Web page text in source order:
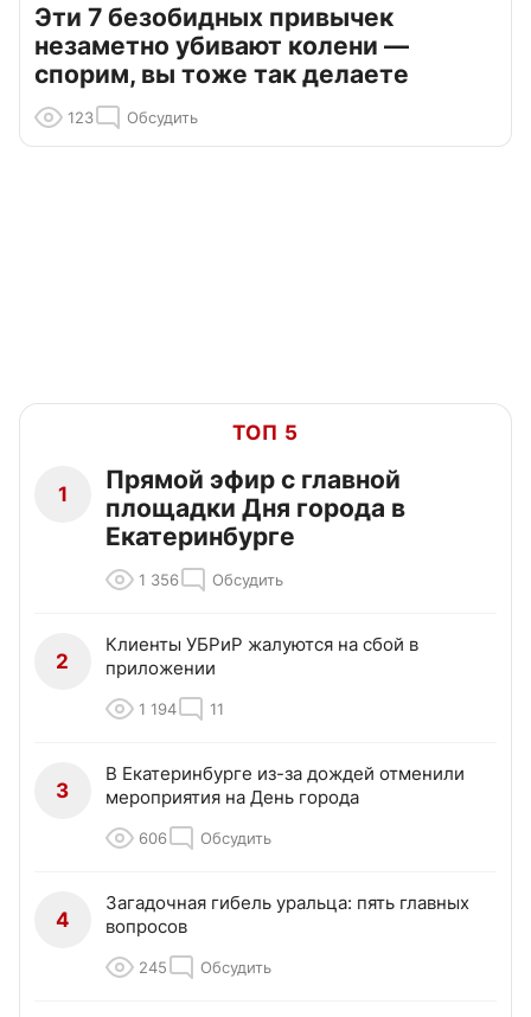
Эти 7 безобидных привычек
незаметно убивают колени —
спорим, вы тоже так делаете
123 Обсудить
ТОП 5
1
Прямой эфир с главной
площадки Дня города в
Екатеринбурге
1 356 Обсудить
2
Клиенты УБРиР жалуются на сбой в
приложении
1 194 11
3
В Екатеринбурге из-за дождей отменили
мероприятия на День города
606 Обсудить
4
Загадочная гибель уральца: пять главных
вопросов
245 Обсудить